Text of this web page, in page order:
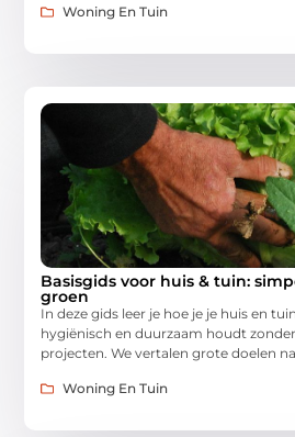
Woning En Tuin
Basisgids voor huis & tuin:
groen
In deze gids leer je hoe je je huis en
hygiënisch en duurzaam houdt
projecten. We vertalen grote doelen
Woning En Tuin